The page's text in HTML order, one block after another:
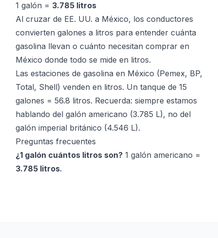
1 galón = 3.785 litros
Al cruzar de EE. UU. a México, los conductores
convierten galones a litros para entender cuánta
gasolina llevan o cuánto necesitan comprar en
México donde todo se mide en litros.
Las estaciones de gasolina en México (Pemex, BP,
Total, Shell) venden en litros. Un tanque de 15
galones = 56.8 litros. Recuerda: siempre estamos
hablando del galón americano (3.785 L), no del
galón imperial británico (4.546 L).
Preguntas frecuentes
¿1 galón cuántos litros son? 1 galón americano =
3.785 litros.